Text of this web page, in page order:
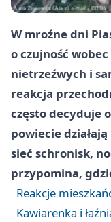
W mroźne dni
o czujność
nietrzeźwych i
reakcja
często decyduje
powiecie
sieć schronisk,
przypomina,
Reakcje
Kawiarenka i